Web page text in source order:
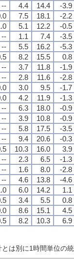
-- 4.4 14.4
-3.9
7.5 18.1
-2.2
5.1 12.2
-0.5
-- 1.1 7.4
-3.5
-- 5.5 16.2
-5.3
8.2 15.5
0.8
-- 3.7 11.8
-1.9
-- 2.8 11.6
-2.8
3.0 9.5
-1.7
4.2 11.9
-1.3
-- 6.3 18.0
-0.9
-- 3.9 10.8
-0.9
-- 5.8 17.5
-3.5
-- 9.4 20.6
-0.3
10.3 16.0
3.9
-- 2.3 6.5
-1.3
-- 1.6 8.0
-2.8
-- 4.6 13.8
-4.6
6.0 14.2
1.1
3.4 5.5
0.8
8.6 15.1
4.5
8.2 10.3 6.9
は別に1時間単位の